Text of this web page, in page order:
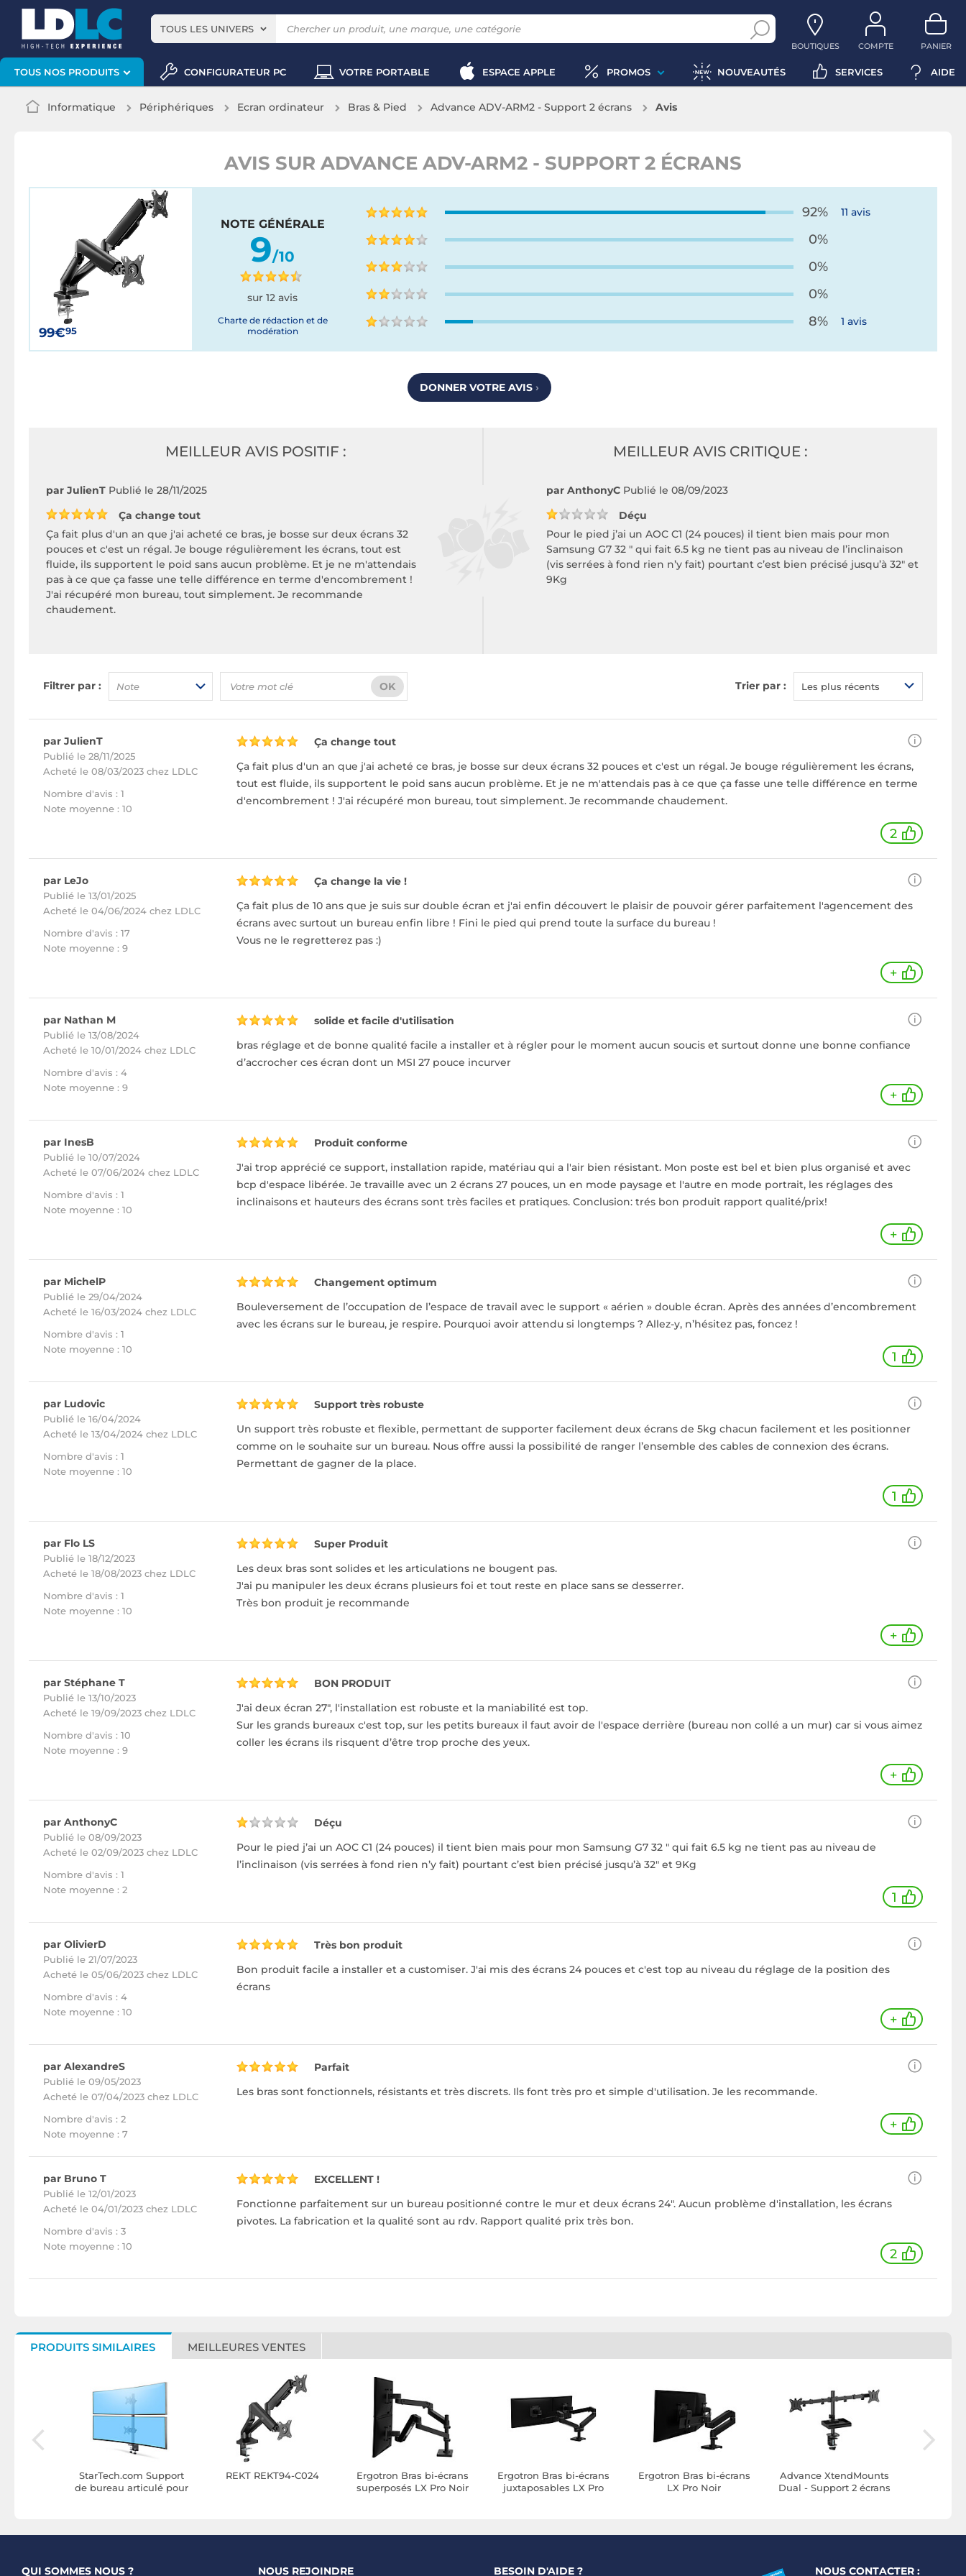
TOUS LES UNIVERS
BOUTIQUES COMPTE PANIER
TOUS NOS PRODUITS CONFIGURATEUR PC VOTRE PORTABLE ESPACE APPLE PROMOS NOUVEAUTÉS SERVICES AIDE
Informatique Périphériques Ecran ordinateur Bras & Pied Advance ADV-ARM2 - Support 2 écrans Avis
AVIS SUR ADVANCE ADV-ARM2 - SUPPORT 2 ÉCRANS
99€95
NOTE GÉNÉRALE
9/10
sur 12 avis
Charte de rédaction et de
modération
92% 11 avis
0%
0%
0%
8%
1 avis
DONNER VOTRE AVIS ›
MEILLEUR AVIS POSITIF :
par JulienT Publié le 28/11/2025
Ça change tout
Ça fait plus d'un an que j'ai acheté ce bras, je bosse sur deux écrans 32
pouces et c'est un régal. Je bouge régulièrement les écrans, tout est
fluide, ils supportent le poid sans aucun problème. Et je ne m'attendais
pas à ce que ça fasse une telle différence en terme d'encombrement !
J'ai récupéré mon bureau, tout simplement. Je recommande
chaudement.
MEILLEUR AVIS CRITIQUE :
par AnthonyC Publié le 08/09/2023
Déçu
Pour le pied j’ai un AOC C1 (24 pouces) il tient bien mais pour mon
Samsung G7 32 " qui fait 6.5 kg ne tient pas au niveau de l’inclinaison
(vis serrées à fond rien n’y fait) pourtant c’est bien précisé jusqu’à 32" et
9Kg
Filtrer par : Note OK Trier par : Les plus récents
par JulienT
Publié le 28/11/2025
Acheté le 08/03/2023 chez LDLC
Nombre d'avis : 1
Note moyenne : 10
Ça change tout
Ça fait plus d'un an que j'ai acheté ce bras, je bosse sur deux écrans 32 pouces et c'est un régal. Je bouge régulièrement les écrans,
tout est fluide, ils supportent le poid sans aucun problème. Et je ne m'attendais pas à ce que ça fasse une telle différence en terme
d'encombrement ! J'ai récupéré mon bureau, tout simplement. Je recommande chaudement.
2
par LeJo
Publié le 13/01/2025
Acheté le 04/06/2024 chez LDLC
Nombre d'avis : 17
Note moyenne : 9
Ça change la vie !
Ça fait plus de 10 ans que je suis sur double écran et j'ai enfin découvert le plaisir de pouvoir gérer parfaitement l'agencement des
écrans avec surtout un bureau enfin libre ! Fini le pied qui prend toute la surface du bureau !
Vous ne le regretterez pas :)
+
par Nathan M
Publié le 13/08/2024
Acheté le 10/01/2024 chez LDLC
Nombre d'avis : 4
Note moyenne : 9
solide et facile d'utilisation
bras réglage et de bonne qualité facile a installer et à régler pour le moment aucun soucis et surtout donne une bonne confiance
d’accrocher ces écran dont un MSI 27 pouce incurver
+
par InesB
Publié le 10/07/2024
Acheté le 07/06/2024 chez LDLC
Nombre d'avis : 1
Note moyenne : 10
Produit conforme
J'ai trop apprécié ce support, installation rapide, matériau qui a l'air bien résistant. Mon poste est bel et bien plus organisé et avec
bcp d'espace libérée. Je travaille avec un 2 écrans 27 pouces, un en mode paysage et l'autre en mode portrait, les réglages des
inclinaisons et hauteurs des écrans sont très faciles et pratiques. Conclusion: trés bon produit rapport qualité/prix!
+
par MichelP
Publié le 29/04/2024
Acheté le 16/03/2024 chez LDLC
Nombre d'avis : 1
Note moyenne : 10
Changement optimum
Bouleversement de l’occupation de l’espace de travail avec le support « aérien » double écran. Après des années d’encombrement
avec les écrans sur le bureau, je respire. Pourquoi avoir attendu si longtemps ? Allez-y, n’hésitez pas, foncez !
1
par Ludovic
Publié le 16/04/2024
Acheté le 13/04/2024 chez LDLC
Nombre d'avis : 1
Note moyenne : 10
Support très robuste
Un support très robuste et flexible, permettant de supporter facilement deux écrans de 5kg chacun facilement et les positionner
comme on le souhaite sur un bureau. Nous offre aussi la possibilité de ranger l’ensemble des cables de connexion des écrans.
Permettant de gagner de la place.
1
par Flo LS
Publié le 18/12/2023
Acheté le 18/08/2023 chez LDLC
Nombre d'avis : 1
Note moyenne : 10
Super Produit
Les deux bras sont solides et les articulations ne bougent pas.
J'ai pu manipuler les deux écrans plusieurs foi et tout reste en place sans se desserrer.
Très bon produit je recommande
+
par Stéphane T
Publié le 13/10/2023
Acheté le 19/09/2023 chez LDLC
Nombre d'avis : 10
Note moyenne : 9
BON PRODUIT
J'ai deux écran 27", l'installation est robuste et la maniabilité est top.
Sur les grands bureaux c'est top, sur les petits bureaux il faut avoir de l'espace derrière (bureau non collé a un mur) car si vous aimez
coller les écrans ils risquent d’être trop proche des yeux.
+
par AnthonyC
Publié le 08/09/2023
Acheté le 02/09/2023 chez LDLC
Nombre d'avis : 1
Note moyenne : 2
Déçu
Pour le pied j’ai un AOC C1 (24 pouces) il tient bien mais pour mon Samsung G7 32 " qui fait 6.5 kg ne tient pas au niveau de
l’inclinaison (vis serrées à fond rien n’y fait) pourtant c’est bien précisé jusqu’à 32" et 9Kg
1
par OlivierD
Publié le 21/07/2023
Acheté le 05/06/2023 chez LDLC
Nombre d'avis : 4
Note moyenne : 10
Très bon produit
Bon produit facile a installer et a customiser. J'ai mis des écrans 24 pouces et c'est top au niveau du réglage de la position des
écrans
+
par AlexandreS
Publié le 09/05/2023
Acheté le 07/04/2023 chez LDLC
Nombre d'avis : 2
Note moyenne : 7
Parfait
Les bras sont fonctionnels, résistants et très discrets. Ils font très pro et simple d'utilisation. Je les recommande.
+
par Bruno T
Publié le 12/01/2023
Acheté le 04/01/2023 chez LDLC
Nombre d'avis : 3
Note moyenne : 10
EXCELLENT !
Fonctionne parfaitement sur un bureau positionné contre le mur et deux écrans 24". Aucun problème d'installation, les écrans
pivotes. La fabrication et la qualité sont au rdv. Rapport qualité prix très bon.
2
PRODUITS SIMILAIRES MEILLEURES VENTES
StarTech.com Support
de bureau articulé pour
REKT REKT94-C024
Ergotron Bras bi-écrans
superposés LX Pro Noir
Ergotron Bras bi-écrans
juxtaposables LX Pro
Ergotron Bras bi-écrans
LX Pro Noir
Advance XtendMounts
Dual - Support 2 écrans
QUI SOMMES NOUS ? NOUS REJOINDRE BESOIN D'AIDE ? NOUS CONTACTER :